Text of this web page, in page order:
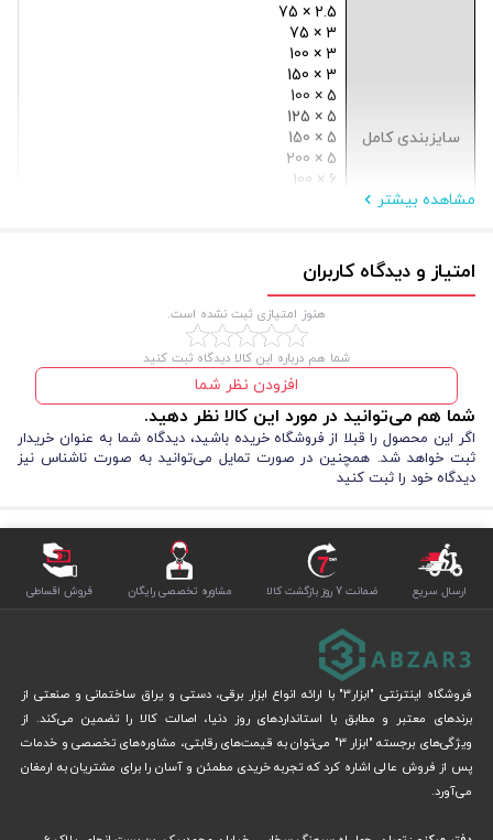
سایزبندی کامل
2.5 × 75
3 × 75
3 × 100
3 × 150
5 × 100
5 × 125
5 × 150
5 × 200
6 × 100
8 × 200
کیفیت ساخت
مطابق استانداردهای ابزارآلات حرفه‌ای
مزایای کلیدی این مدل بلند
دسترسی عالی به پیچ‌های داخل موتور،
پشت پنل‌ها و فضاهای تنگ عمیق
ضخامت ۶ میلی‌متر:
قدرت و استحکام بالا برای اعمال گشتاور
بیشتر بدون خم شدن
مقاومت می‌کند
نوک مغناطیسی قوی:پیچ را حتی در زوایای عمیق و عمودی محکم
نگه می‌دارد
این مدل برای چه کسانی بهترین انتخاب است؟
تکنسین‌های تأسیسات، تعمیرکاران لوازم خانگی بزرگ، نصابان تجهیزات
صنعتی، مکانیک‌ها و افرادی که مرتب با پیچ‌های پنهان و عمیق سروکار دارند،
اجازه می‌دهد بدون باز کردن قطعات اضافی کار کنید.
مشاهده بیشتر
امتیاز و دیدگاه کاربران
هنوز امتیازی ثبت نشده است.
شما هم درباره این کالا دیدگاه ثبت کنید
افزودن نظر شما
شما هم می‌توانید در مورد این کالا نظر دهید.
اگر این محصول را قبلا از فروشگاه خریده باشید، دیدگاه شما به عنوان خریدار
ثبت خواهد شد. همچنین در صورت تمایل می‌توانید به صورت ناشناس نیز
دیدگاه خود را ثبت کنید
ارسال سریع ضمانت 7 روز بازگشت کالا مشاوره تخصصی رایگان فروش اقساطی
فروشگاه اینترنتی "ابزار3" با ارائه انواع ابزار برقی، دستی و یراق ساختمانی و صنعتی از
برندهای معتبر و مطابق با استانداردهای روز دنیا، اصالت کالا را تضمین می‌کند. از
ویژگی‌های برجسته "ابزار 3" می‌توان به قیمت‌های رقابتی، مشاوره‌های تخصصی و خدمات
پس از فروش عالی اشاره کرد که تجربه خریدی مطمئن و آسان را برای مشتریان به ارمغان
می‌آورد.